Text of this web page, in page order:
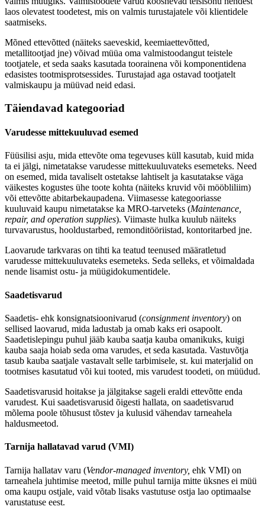
laos olevatest toodetest, mis on valmis turustajatele või klientidele
saatmiseks.
Mõned ettevõtted (näiteks saeveskid, keemiaettevõtted,
metallitootjad jne) võivad müüa oma valmistoodangut teistele
tootjatele, et seda saaks kasutada toorainena või komponentidena
edasistes tootmisprotsessides. Turustajad aga ostavad tootjatelt
valmiskaupu ja müüvad neid edasi.
Täiendavad kategooriad
Varudesse mittekuuluvad esemed
Füüsilisi asju, mida ettevõte oma tegevuses küll kasutab, kuid mida
ta ei jälgi, nimetatakse varudesse mittekuuluvateks esemeteks. Need
on esemed, mida tavaliselt ostetakse lahtiselt ja kasutatakse väga
väikestes kogustes ühe toote kohta (näiteks kruvid või mööbliliim)
või ettevõtte abitarbekaupadena. Viimasesse kategooriasse
kuuluvaid kaupu nimetatakse ka MRO-tarveteks (Maintenance,
repair, and operation supplies). Viimaste hulka kuulub näiteks
turvavarustus, hooldustarbed, remonditööriistad, kontoritarbed jne.
Laovarude tarkvaras on tihti ka teatud teenused määratletud
varudesse mittekuuluvateks esemeteks. Seda selleks, et võimaldada
nende lisamist ostu- ja müügidokumentidele.
Saadetisvarud
Saadetis- ehk konsignatsioonivarud (consignment inventory) on
sellised laovarud, mida ladustab ja omab kaks eri osapoolt.
Saadetislepingu puhul jääb kauba saatja kauba omanikuks, kuigi
kauba saaja hoiab seda oma varudes, et seda kasutada. Vastuvõtja
tasub kauba saatjale vastavalt selle tarbimisele, st. kui materjalid on
tootmises kasutatud või kui tooted, mis varudest toodeti, on müüdud.
Saadetisvarusid hoitakse ja jälgitakse sageli eraldi ettevõtte enda
varudest. Kui saadetisvarusid õigesti hallata, on saadetisvarud
mõlema poole tõhusust tõstev ja kulusid vähendav tarneahela
haldusmeetod.
Tarnija hallatavad varud (VMI)
Tarnija hallatav varu (Vendor-managed inventory, ehk VMI) on
tarneahela juhtimise meetod, mille puhul tarnija mitte üksnes ei müü
oma kaupu ostjale, vaid võtab lisaks vastutuse ostja lao optimaalse
varustatuse eest.